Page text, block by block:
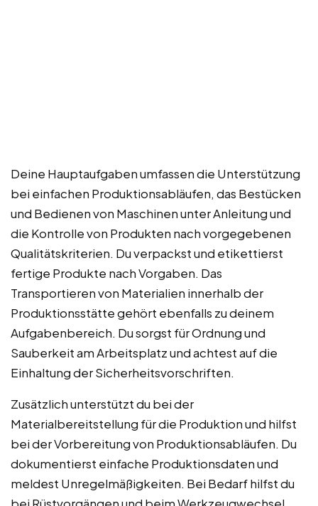
Deine Hauptaufgaben umfassen die Unterstützung
bei einfachen Produktionsabläufen, das Bestücken
und Bedienen von Maschinen unter Anleitung und
die Kontrolle von Produkten nach vorgegebenen
Qualitätskriterien. Du verpackst und etikettierst
fertige Produkte nach Vorgaben. Das
Transportieren von Materialien innerhalb der
Produktionsstätte gehört ebenfalls zu deinem
Aufgabenbereich. Du sorgst für Ordnung und
Sauberkeit am Arbeitsplatz und achtest auf die
Einhaltung der Sicherheitsvorschriften.
Zusätzlich unterstützt du bei der
Materialbereitstellung für die Produktion und hilfst
bei der Vorbereitung von Produktionsabläufen. Du
dokumentierst einfache Produktionsdaten und
meldest Unregelmäßigkeiten. Bei Bedarf hilfst du